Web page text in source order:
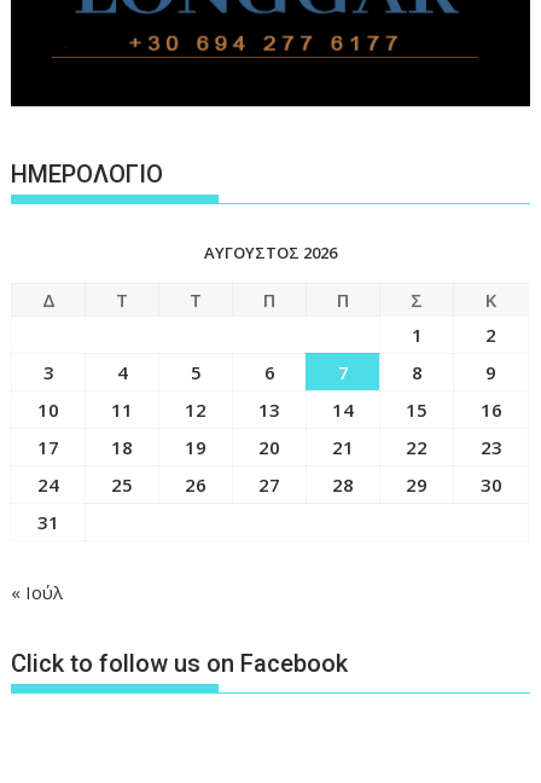
ΗΜΕΡΟΛΟΓΙΟ
ΑΎΓΟΥΣΤΟΣ 2026
Δ Τ Τ Π Π Σ
Κ
1
2
3
4 5 6 7 8
9
10
11 12 13 14 15
16
17
18 19 20 21 22
23
24
25 26 27 28 29
30
31
« Ιούλ
Click to follow us on Facebook